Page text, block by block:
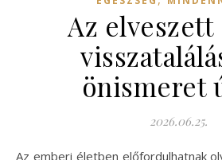
Az elveszett
önismeret
2026.06.25.
Az emberi életben előfordulhatnak olyan időszakok, amikor